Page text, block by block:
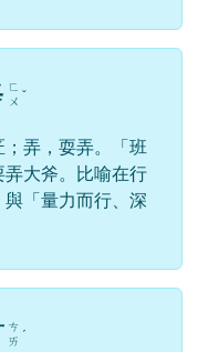
ㄈ
ㄨ ˇ
弄，耍弄。「班
大斧。比喻在行
「量力而行、深
ㄘ
ㄞ ˊ